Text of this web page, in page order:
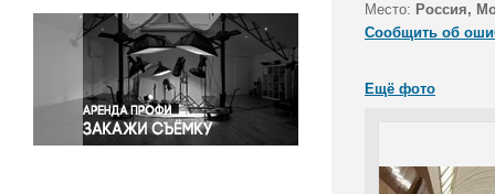
Светская жизнь
Спорт
Экология
Экономика и бизнес
Место: Россия,
Сообщить об
Ещё фото